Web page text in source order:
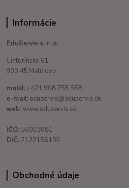
Informácie
EduServis s. r. o.
Cintorínska 61
900 45 Malinovo
mobil: +421 908 755 958
e-mail: eduservis@eduservis.sk
web: www.eduservis.sk
IČO: 56003081
DIČ: 2122156135
Obchodné údaje